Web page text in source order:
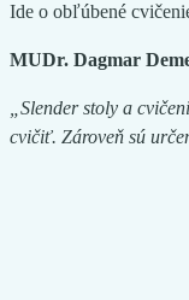
Ide o obľúbené
MUDr. Dagmar
„Slender stoly a
cvičiť. Zároveň sú